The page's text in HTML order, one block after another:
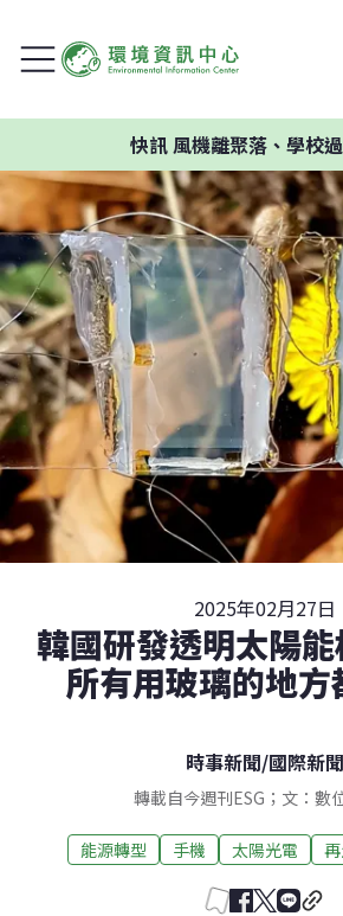
風機離聚落、學校過近
2025年02月27日
韓國研發透明太陽
所有用玻璃的地方
時事新聞/國際新聞
轉載自今週刊ESG；文：數
能源轉型 手機 太陽光電